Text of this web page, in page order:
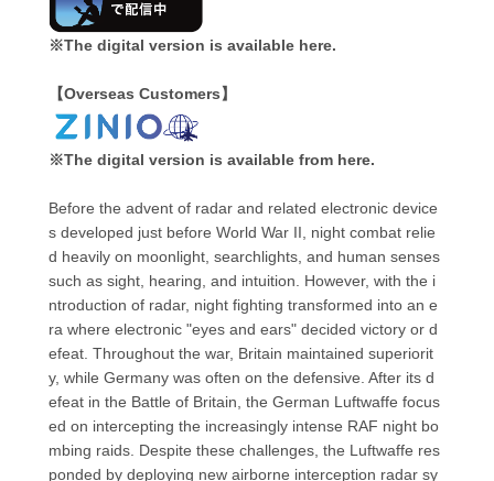
※The digital version is available here.
【Overseas Customers】
※The digital version is available from here.
Before the advent of radar and related electronic device
s developed just before World War II, night combat relie
d heavily on moonlight, searchlights, and human senses
such as sight, hearing, and intuition. However, with the i
ntroduction of radar, night fighting transformed into an e
ra where electronic "eyes and ears" decided victory or d
efeat. Throughout the war, Britain maintained superiorit
y, while Germany was often on the defensive. After its d
efeat in the Battle of Britain, the German Luftwaffe focus
ed on intercepting the increasingly intense RAF night bo
mbing raids. Despite these challenges, the Luftwaffe res
ponded by deploying new airborne interception radar sy